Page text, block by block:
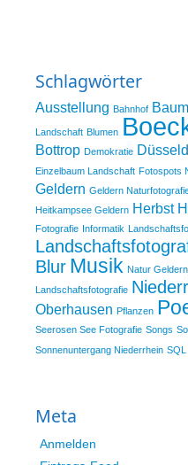
Schlagwörter
Ausstellung Bahnhof Baum
Landschaft Blumen
Bottrop Demokratie
Einzelbaum Landschaft Fotospots
Geldern Geldern
Heitkampsee Geldern Herbst
Fotografie Informatik
Blur Musik Natur Geldern
Landschaftsfotografie
Oberhausen Pflanzen
Seerosen See Fotografie Songs
Sonnenuntergang Niederrhein SQL
Meta
Anmelden